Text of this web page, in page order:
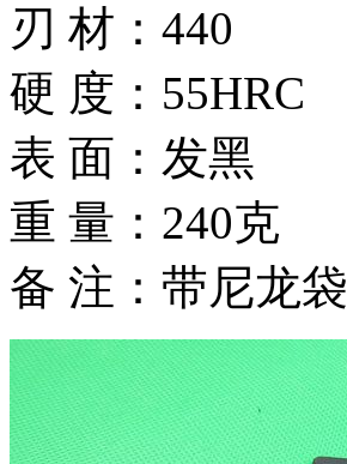
刃 材：440
硬 度：55HRC
表 面：发黑
重 量：240克
备 注：带尼龙袋